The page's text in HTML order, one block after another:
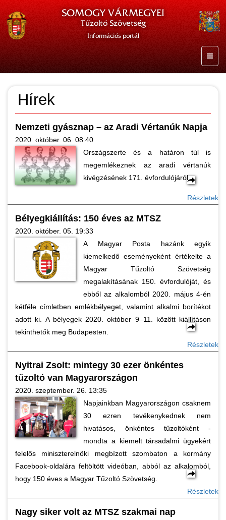
SOMOGY VÁRMEGYEI
Tűzoltó Szövetség
Információs portál
Hírek
Nemzeti gyásznap – az Aradi Vértanúk Napja
2020. október. 06. 08:40
Országszerte és a határon túl is
megemlékeznek az aradi vértanúk
kivégzésének 171. évfordulójáról.
Részletek
Bélyegkiállítás: 150 éves az MTSZ
2020. október. 05. 19:33
A Magyar Posta hazánk egyik
kiemelkedő eseményeként értékelte a
Magyar Tűzoltó Szövetség
megalakításának 150. évfordulóját, és
ebből az alkalomból 2020. május 4-én
kétféle címletben emlékbélyeget, valamint alkalmi borítékot
adott ki. A bélyegek 2020. október 9–11. között kiállításon
tekinthetők meg Budapesten.
Részletek
Nyitrai Zsolt: mintegy 30 ezer önkéntes
tűzoltó van Magyarországon
2020. szeptember. 26. 13:35
Napjainkban Magyarországon csaknem
30 ezren tevékenykednek nem
hivatásos, önkéntes tűzoltóként -
mondta a kiemelt társadalmi ügyekért
felelős miniszterelnöki megbízott szombaton a kormány
Facebook-oldalára feltöltött videóban, abból az alkalomból,
hogy 150 éves a Magyar Tűzoltó Szövetség.
Részletek
Nagy siker volt az MTSZ szakmai nap